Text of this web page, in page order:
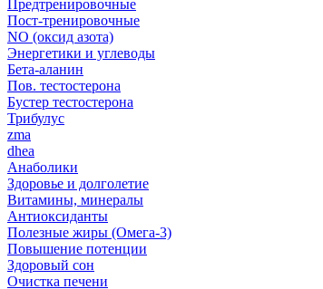
Предтренировочные
Пост-тренировочные
NO (оксид азота)
Энергетики и углеводы
Бета-аланин
Пов. тестостерона
Бустер тестостерона
Трибулус
zma
dhea
Анаболики
Здоровье и долголетие
Витамины, минералы
Антиоксиданты
Полезные жиры (Омега-3)
Повышение потенции
Здоровый сон
Очистка печени